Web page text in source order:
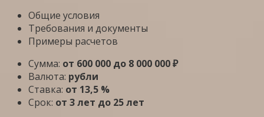
Общие условия
Требования и документы
Примеры расчетов
Сумма: от 600 000 до 8 000 000 ₽
Валюта: рубли
Ставка: от 13,5 %
Срок: от 3 лет до 25 лет